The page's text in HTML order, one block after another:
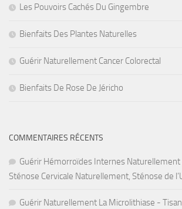
Les Pouvoirs Cachés Du Gingembre
Bienfaits Des Plantes Naturelles
Guérir Naturellement Cancer Colorectal
Bienfaits De Rose De Jéricho
COMMENTAIRES RÉCENTS
Guérir Hémorroïdes Internes Naturellement
Sténose Cervicale Naturellement, Sténose de
Guérir Naturellement La Microlithiase -